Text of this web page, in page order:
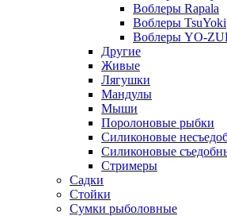
Воблеры Rapala
Воблеры TsuYoki
Воблеры YO-
Другие
Живые
Лягушки
Мандулы
Мыши
Поролоновые рыбки
Силиконовые
Силиконовые
Стримеры
Садки
Стойки
Сумки рыболовные